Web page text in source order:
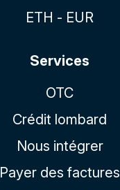
ETH - EUR
Services
OTC
Crédit lombard
Nous intégrer
Payer des factures